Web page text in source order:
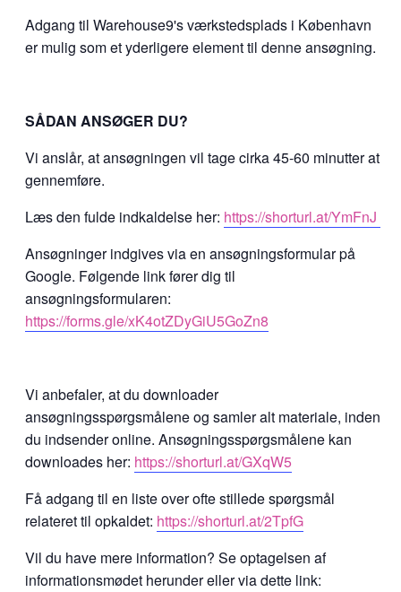
Adgang til Warehouse9's værkstedsplads i København
er mulig som et yderligere element til denne ansøgning.
SÅDAN ANSØGER DU?
Vi anslår, at ansøgningen vil tage cirka 45-60 minutter at
gennemføre.
Læs den fulde indkaldelse her: https://shorturl.at/YmFnJ
Ansøgninger indgives via en ansøgningsformular på
Google. Følgende link fører dig til
ansøgningsformularen:
https://forms.gle/xK4otZDyGiU5GoZn8
Vi anbefaler, at du downloader
ansøgningsspørgsmålene og samler alt materiale, inden
du indsender online. Ansøgningsspørgsmålene kan
downloades her: https://shorturl.at/GXqW5
Få adgang til en liste over ofte stillede spørgsmål
relateret til opkaldet: https://shorturl.at/2TpfG
Vil du have mere information? Se optagelsen af
informationsmødet herunder eller via dette link: